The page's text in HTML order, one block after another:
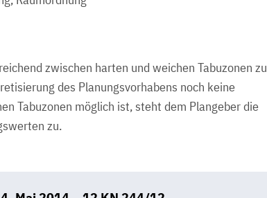
zwischen harten und weichen Tabuzonen zu
des Planungsvorhabens noch keine
Tabuzonen möglich ist, steht dem Plangeber die
zu.